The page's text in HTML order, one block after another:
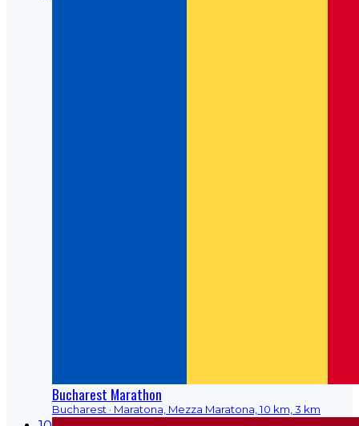
Bucharest Marathon
Bucharest · Maratona, Mezza Maratona, 10 km, 3 km